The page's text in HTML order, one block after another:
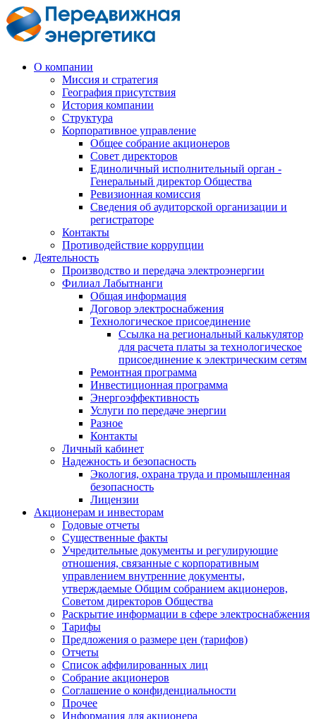
О компании
Миссия и стратегия
География присутствия
История компании
Структура
Корпоративное управление
Общее собрание акционеров
Совет директоров
Единоличный исполнительный орган -
Генеральный директор Общества
Ревизионная комиссия
Сведения об аудиторской организации и
регистраторе
Контакты
Противодействие коррупции
Деятельность
Производство и передача электроэнергии
Филиал Лабытнанги
Общая информация
Договор электроснабжения
Технологическое присоединение
Ссылка на региональный калькулятор
для расчета платы за технологическое
присоединение к электрическим сетям
Ремонтная программа
Инвестиционная программа
Энергоэффективность
Услуги по передаче энергии
Разное
Контакты
Личный кабинет
Надежность и безопасность
Экология, охрана труда и промышленная
безопасность
Лицензии
Акционерам и инвесторам
Годовые отчеты
Существенные факты
Учредительные документы и регулирующие
отношения, связанные с корпоративным
управлением внутренние документы,
утверждаемые Общим собранием акционеров,
Советом директоров Общества
Раскрытие информации в сфере электроснабжения
Тарифы
Предложения о размере цен (тарифов)
Отчеты
Список аффилированных лиц
Собрание акционеров
Соглашение о конфиденциальности
Прочее
Информация для акционера